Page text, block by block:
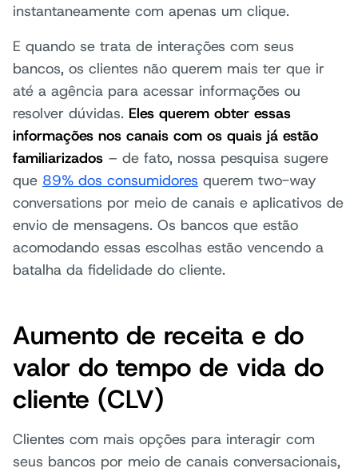
instantaneamente com apenas um clique.
E quando se trata de interações com seus
bancos, os clientes não querem mais ter que ir
até a agência para acessar informações ou
resolver dúvidas. Eles querem obter essas
informações nos canais com os quais já estão
familiarizados – de fato, nossa pesquisa sugere
que 89% dos consumidores querem two-way
conversations por meio de canais e aplicativos de
envio de mensagens. Os bancos que estão
acomodando essas escolhas estão vencendo a
batalha da fidelidade do cliente.
Aumento de receita e do
valor do tempo de vida do
cliente (CLV)
Clientes com mais opções para interagir com
seus bancos por meio de canais conversacionais,